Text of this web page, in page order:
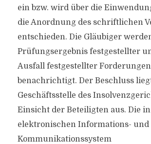
ein bzw. wird über die
die Anordnung des schriftlichen
entschieden. Die Gläubiger
Prüfungsergebnis festgestellter
Ausfall festgestellter
benachrichtigt. Der Beschluss
Geschäftsstelle des
Einsicht der Beteiligten aus. Die
elektronischen Informations- und
Kommunikationssystem